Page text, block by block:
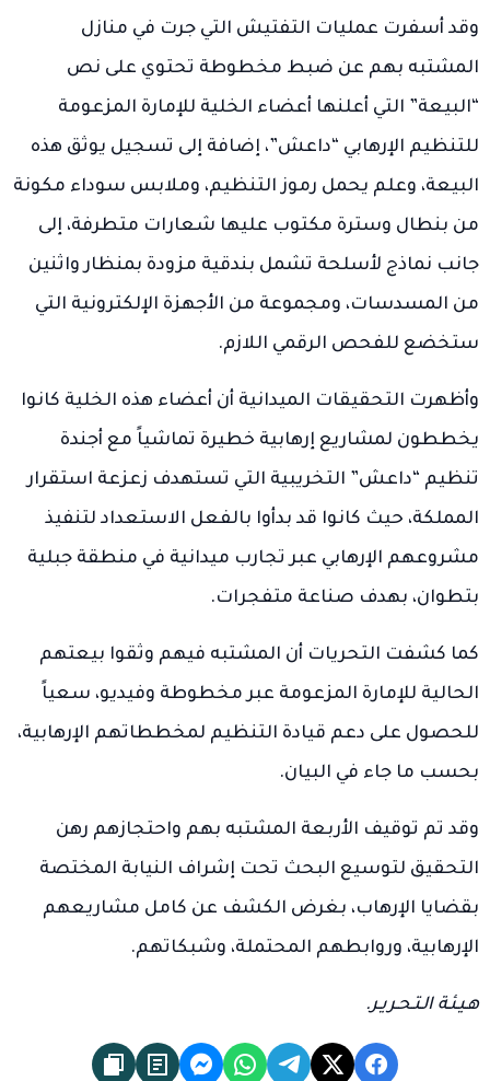
وقد أسفرت عمليات التفتيش التي جرت في منازل
المشتبه بهم عن ضبط مخطوطة تحتوي على نص
“البيعة” التي أعلنها أعضاء الخلية للإمارة المزعومة
للتنظيم الإرهابي “داعش”، إضافة إلى تسجيل يوثق هذه
البيعة، وعلم يحمل رموز التنظيم، وملابس سوداء مكونة
من بنطال وسترة مكتوب عليها شعارات متطرفة، إلى
جانب نماذج لأسلحة تشمل بندقية مزودة بمنظار واثنين
من المسدسات، ومجموعة من الأجهزة الإلكترونية التي
ستخضع للفحص الرقمي اللازم.
وأظهرت التحقيقات الميدانية أن أعضاء هذه الخلية كانوا
يخططون لمشاريع إرهابية خطيرة تماشياً مع أجندة
تنظيم “داعش” التخريبية التي تستهدف زعزعة استقرار
المملكة، حيث كانوا قد بدأوا بالفعل الاستعداد لتنفيذ
مشروعهم الإرهابي عبر تجارب ميدانية في منطقة جبلية
بتطوان، بهدف صناعة متفجرات.
كما كشفت التحريات أن المشتبه فيهم وثقوا بيعتهم
الحالية للإمارة المزعومة عبر مخطوطة وفيديو، سعياً
للحصول على دعم قيادة التنظيم لمخططاتهم الإرهابية،
بحسب ما جاء في البيان.
وقد تم توقيف الأربعة المشتبه بهم واحتجازهم رهن
التحقيق لتوسيع البحث تحت إشراف النيابة المختصة
بقضايا الإرهاب، بغرض الكشف عن كامل مشاريعهم
الإرهابية، وروابطهم المحتملة، وشبكاتهم.
هـيـئـة الـتـحـريـر.